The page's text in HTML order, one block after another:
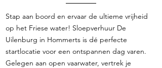
Stap aan boord en ervaar de ultieme vrijheid
op het Friese water! Sloepverhuur De
Uilenburg in Hommerts is dé perfecte
startlocatie voor een ontspannen dag varen.
Gelegen aan open vaarwater, vertrek je